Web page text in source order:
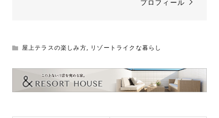
プロフィール
屋上テラスの楽しみ方, リゾートライクな暮らし